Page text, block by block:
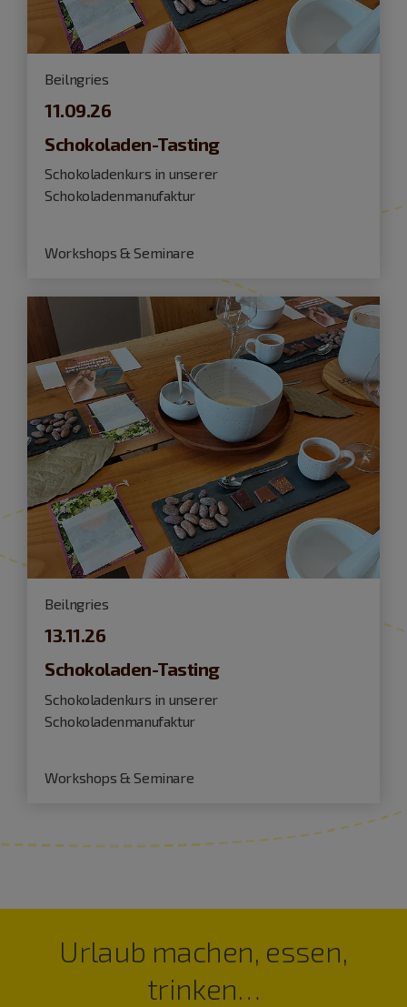
Beilngries
11.09.26
Schokoladen-Tasting
Schokoladenkurs in unserer
Schokoladenmanufaktur
Workshops & Seminare
Beilngries
13.11.26
Schokoladen-Tasting
Schokoladenkurs in unserer
Schokoladenmanufaktur
Workshops & Seminare
Urlaub machen, essen,
trinken…